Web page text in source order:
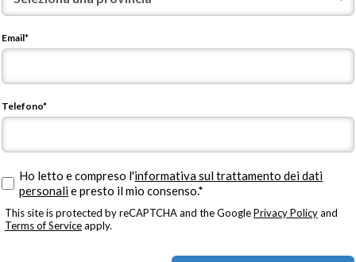
Email*
Telefono*
Ho letto e compreso l'informativa sul trattamento dei dati
personalie presto il mio consenso.*
This site is protected by reCAPTCHA and the GooglePrivacy Policyand
Terms of Serviceapply.